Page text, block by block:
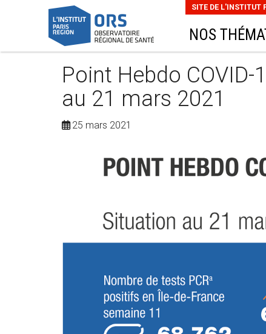
SITE DE L'INSTITUT
NOS
Point Hebdo
au 21 mars 2021
25 mars 2021